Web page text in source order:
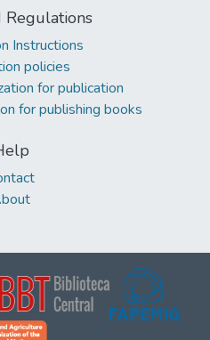
Regulations
Instructions
policies
for publication
for publishing books